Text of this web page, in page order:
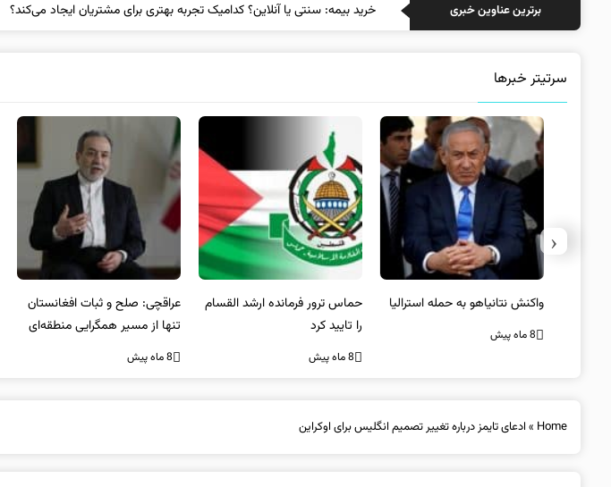
برترین عناوین خبری خرید بیمه: سن
سرتیتر خبرها
واکنش نتانیاهو به حمله استرالیا
8 ماه پیش
حماس ترور فرمانده ارشد القسام
را تایید کرد
8 ماه پیش
عراقچی: صلح و ثبات افغانستان
تنها از مسیر همگرایی منطقه‌ای
محقق می‌شود
8 ماه پیش
‹
Home
» ادعای تایمز درباره تغییر تصمیم انگلیس برای اوکراین